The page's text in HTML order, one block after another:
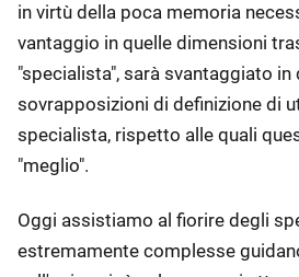
in virtù della poca memoria
vantaggio in quelle dimensioni
"specialista", sarà svantaggiato in
sovrapposizioni di definizione di
specialista, rispetto alle quali
"meglio".
Oggi assistiamo al fiorire degli
estremamente complesse